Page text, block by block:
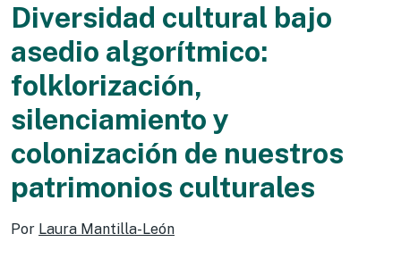
Diversidad cultural bajo
asedio algorítmico:
folklorización,
silenciamiento y
colonización de nuestros
patrimonios culturales
Por Laura Mantilla-León